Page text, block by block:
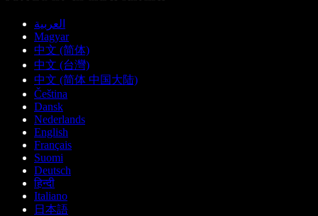
العربية
Magyar
中文 (简体)
中文 (台灣)
中文 (简体 中国大陆)
Čeština
Dansk
Nederlands
English
Français
Suomi
Deutsch
हिन्दी
Italiano
日本語